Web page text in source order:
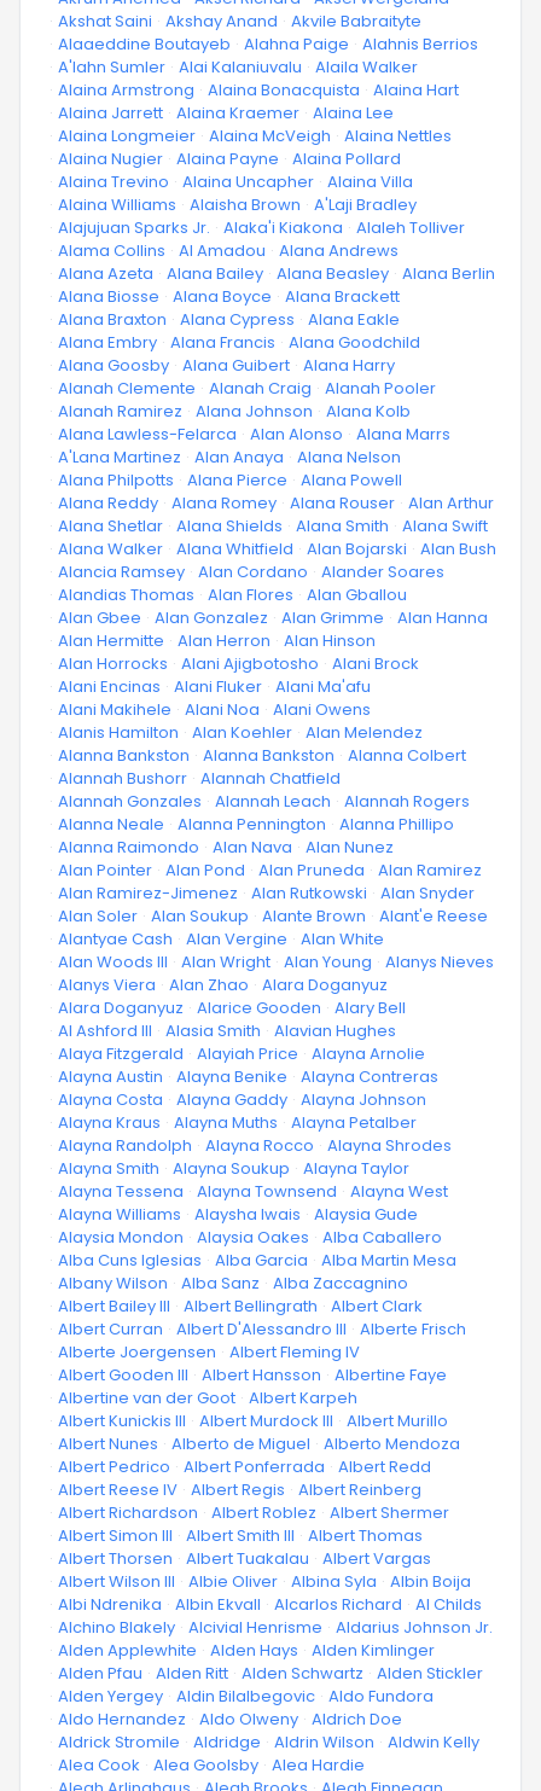
· Akshat Saini · Akshay Anand · Akvile Babraityte
· Alaaeddine Boutayeb · Alahna Paige · Alahnis Berrios
· A'lahn Sumler · Alai Kalaniuvalu · Alaila Walker
· Alaina Armstrong · Alaina Bonacquista · Alaina Hart
· Alaina Jarrett · Alaina Kraemer · Alaina Lee
· Alaina Longmeier · Alaina McVeigh · Alaina Nettles
· Alaina Nugier · Alaina Payne · Alaina Pollard
· Alaina Trevino · Alaina Uncapher · Alaina Villa
· Alaina Williams · Alaisha Brown · A'Laji Bradley
· Alajujuan Sparks Jr. · Alaka'i Kiakona · Alaleh Tolliver
· Alama Collins · Al Amadou · Alana Andrews
· Alana Azeta · Alana Bailey · Alana Beasley · Alana Berlin
· Alana Biosse · Alana Boyce · Alana Brackett
· Alana Braxton · Alana Cypress · Alana Eakle
· Alana Embry · Alana Francis · Alana Goodchild
· Alana Goosby · Alana Guibert · Alana Harry
· Alanah Clemente · Alanah Craig · Alanah Pooler
· Alanah Ramirez · Alana Johnson · Alana Kolb
· Alana Lawless-Felarca · Alan Alonso · Alana Marrs
· A'Lana Martinez · Alan Anaya · Alana Nelson
· Alana Philpotts · Alana Pierce · Alana Powell
· Alana Reddy · Alana Romey · Alana Rouser · Alan Arthur
· Alana Shetlar · Alana Shields · Alana Smith · Alana Swift
· Alana Walker · Alana Whitfield · Alan Bojarski · Alan Bush
· Alancia Ramsey · Alan Cordano · Alander Soares
· Alandias Thomas · Alan Flores · Alan Gballou
· Alan Gbee · Alan Gonzalez · Alan Grimme · Alan Hanna
· Alan Hermitte · Alan Herron · Alan Hinson
· Alan Horrocks · Alani Ajigbotosho · Alani Brock
· Alani Encinas · Alani Fluker · Alani Ma'afu
· Alani Makihele · Alani Noa · Alani Owens
· Alanis Hamilton · Alan Koehler · Alan Melendez
· Alanna Bankston · Alanna Bankston · Alanna Colbert
· Alannah Bushorr · Alannah Chatfield
· Alannah Gonzales · Alannah Leach · Alannah Rogers
· Alanna Neale · Alanna Pennington · Alanna Phillipo
· Alanna Raimondo · Alan Nava · Alan Nunez
· Alan Pointer · Alan Pond · Alan Pruneda · Alan Ramirez
· Alan Ramirez-Jimenez · Alan Rutkowski · Alan Snyder
· Alan Soler · Alan Soukup · Alante Brown · Alant'e Reese
· Alantyae Cash · Alan Vergine · Alan White
· Alan Woods III · Alan Wright · Alan Young · Alanys Nieves
· Alanys Viera · Alan Zhao · Alara Doganyuz
· Alara Doganyuz · Alarice Gooden · Alary Bell
· Al Ashford III · Alasia Smith · Alavian Hughes
· Alaya Fitzgerald · Alayiah Price · Alayna Arnolie
· Alayna Austin · Alayna Benike · Alayna Contreras
· Alayna Costa · Alayna Gaddy · Alayna Johnson
· Alayna Kraus · Alayna Muths · Alayna Petalber
· Alayna Randolph · Alayna Rocco · Alayna Shrodes
· Alayna Smith · Alayna Soukup · Alayna Taylor
· Alayna Tessena · Alayna Townsend · Alayna West
· Alayna Williams · Alaysha Iwais · Alaysia Gude
· Alaysia Mondon · Alaysia Oakes · Alba Caballero
· Alba Cuns Iglesias · Alba Garcia · Alba Martin Mesa
· Albany Wilson · Alba Sanz · Alba Zaccagnino
· Albert Bailey III · Albert Bellingrath · Albert Clark
· Albert Curran · Albert D'Alessandro III · Alberte Frisch
· Alberte Joergensen · Albert Fleming IV
· Albert Gooden III · Albert Hansson · Albertine Faye
· Albertine van der Goot · Albert Karpeh
· Albert Kunickis III · Albert Murdock III · Albert Murillo
· Albert Nunes · Alberto de Miguel · Alberto Mendoza
· Albert Pedrico · Albert Ponferrada · Albert Redd
· Albert Reese IV · Albert Regis · Albert Reinberg
· Albert Richardson · Albert Roblez · Albert Shermer
· Albert Simon III · Albert Smith III · Albert Thomas
· Albert Thorsen · Albert Tuakalau · Albert Vargas
· Albert Wilson III · Albie Oliver · Albina Syla · Albin Boija
· Albi Ndrenika · Albin Ekvall · Alcarlos Richard · Al Childs
· Alchino Blakely · Alcivial Henrisme · Aldarius Johnson Jr.
· Alden Applewhite · Alden Hays · Alden Kimlinger
· Alden Pfau · Alden Ritt · Alden Schwartz · Alden Stickler
· Alden Yergey · Aldin Bilalbegovic · Aldo Fundora
· Aldo Hernandez · Aldo Olweny · Aldrich Doe
· Aldrick Stromile · Aldridge · Aldrin Wilson · Aldwin Kelly
· Alea Cook · Alea Goolsby · Alea Hardie